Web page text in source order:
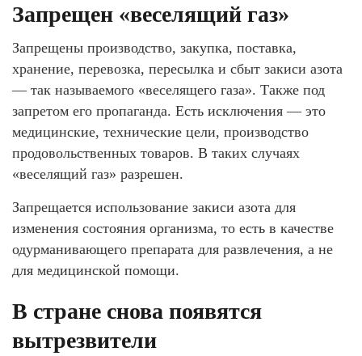
Запрещен «веселящий газ»
Запрещены производство, закупка, поставка,
хранение, перевозка, пересылка и сбыт закиси азота
— так называемого «веселящего газа». Также под
запретом его пропаганда. Есть исключения — это
медицинские, технические цели, производство
продовольственных товаров. В таких случаях
«веселящий газ» разрешен.
Запрещается использование закиси азота для
изменения состояния организма, то есть в качестве
одурманивающего препарата для развлечения, а не
для медицинской помощи.
В стране снова появятся
вытрезвители